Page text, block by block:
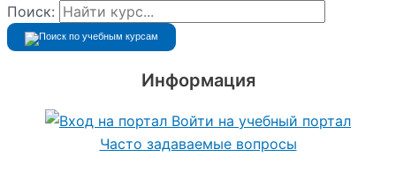
Поиск:
Информация
Войти на учебный портал
Часто задаваемые вопросы